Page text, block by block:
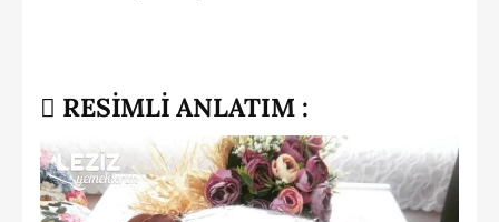
RESİMLİ ANLATIM :